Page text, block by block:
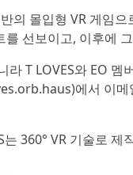
의 몰입형 VR 게임
선보이고, 이후에
T LOVES와 EO
에서 이
는 360° VR 기술로